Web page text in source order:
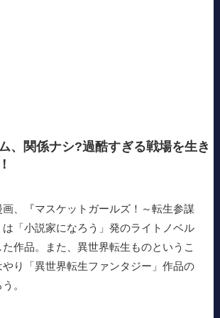
、関係ナシ?過酷すぎる戦場を生き
、『マスケットガールズ！～転生参謀
は「小説家になろう」発のライトノベル
作品。また、異世界転生ものというこ
やり「異世界転生ファンタジー」作品の
。